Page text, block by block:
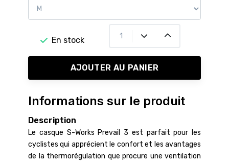
En stock
AJOUTER AU PANIER
Informations sur le produit
Description
Le casque S-Works Prevail 3 est parfait pour les
cyclistes qui apprécient le confort et les avantages
de la thermorégulation que procure une ventilation